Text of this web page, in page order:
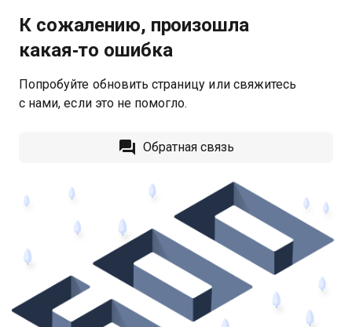
К сожалению, произошла
какая‑то ошибка
Попробуйте обновить страницу или свяжитесь
с нами, если это не помогло.
Обратная связь